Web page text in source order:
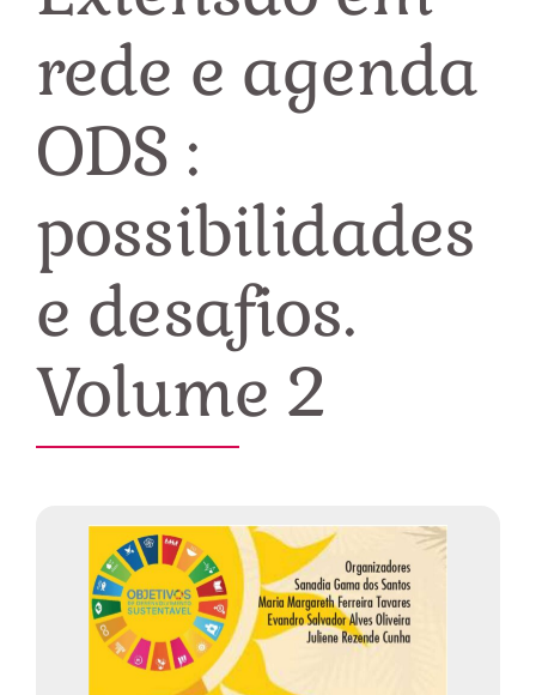
rede e agenda
ODS :
possibilidades
e desafios.
Volume 2